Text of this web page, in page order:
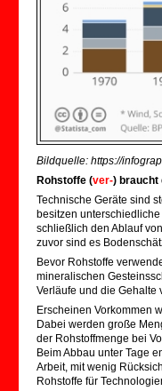
Bildquelle: https://
Rohstoffe (ver-) braucht
Technische Geräte sind
besitzen
schließlich den Ablauf
zuvor sind es
Bevor Rohstoffe
mineralischen
Verläufe und die Gehalte
Erscheinen Vorkommen
Dabei werden große
der Rohstoffmenge bei
Beim Abbau unter Tage
Arbeit, mit wenig
Rohstoffe für